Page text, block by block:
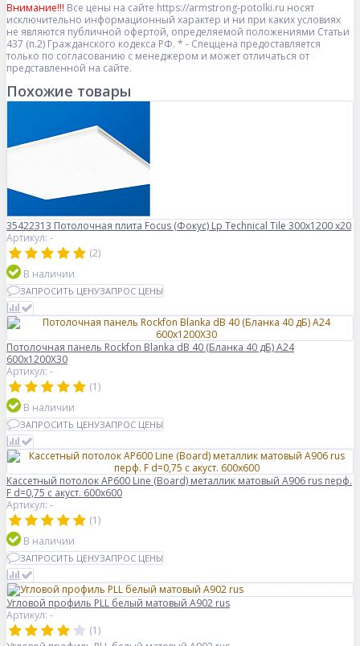
Внимание!!! Все цены на сайте https://armstrong-potolki.ru носят
исключительно информационный характер и ни при каких условиях
не являются публичной офертой, определяемой положениями Статьи
437 (п.2) Гражданского кодекса РФ. * - Спеццена предоставляется
только по согласованию с менеджером и может отличаться от
представленной на сайте.
Похожие товары
35422313 Потолочная плита Focus (Фокус) Lp Technical Tile 300x1200 x20
Артикул: -
(2)
В наличии
ЗАПРОСИТЬ ЦЕНУЗАПРОС ЦЕНЫ
Потолочная панель Rockfon Blanka dB 40 (Бланка 40 дБ) A24
600x1200X30
Артикул: -
(1)
В наличии
ЗАПРОСИТЬ ЦЕНУЗАПРОС ЦЕНЫ
Кассетный потолок AP600 Line (Board) металлик матовый А906 rus перф.
F d=0,75 с акуст. 600x600
Артикул: -
(1)
В наличии
ЗАПРОСИТЬ ЦЕНУЗАПРОС ЦЕНЫ
Угловой профиль PLL белый матовый A902 rus
Артикул: -
(1)